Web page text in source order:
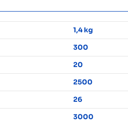
1,4 kg
300
20
2500
26
3000